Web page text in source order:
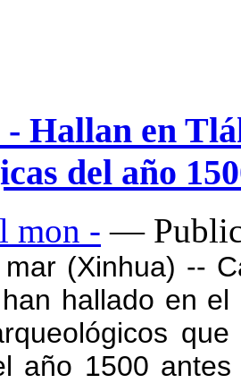
Hallan en
del año
mon - —
(Xinhua) --
hallado en el
año 1500